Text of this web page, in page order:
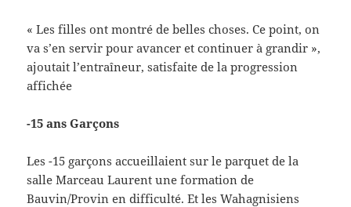
« Les filles ont montré de belles choses. Ce point, on
va s’en servir pour avancer et continuer à grandir »,
ajoutait l’entraîneur, satisfaite de la progression
affichée
-15 ans Garçons
Les -15 garçons accueillaient sur le parquet de la
salle Marceau Laurent une formation de
Bauvin/Provin en difficulté. Et les Wahagnisiens